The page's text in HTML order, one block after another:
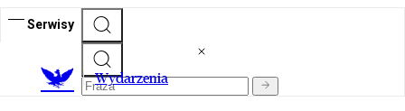
Serwisy
Wydarzenia